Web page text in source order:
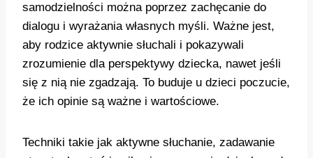
samodzielności można poprzez zachęcanie do
dialogu i wyrażania własnych myśli. Ważne jest,
aby rodzice aktywnie słuchali i pokazywali
zrozumienie dla perspektywy dziecka, nawet jeśli
się z nią nie zgadzają. To buduje u dzieci poczucie,
że ich opinie są ważne i wartościowe.
Techniki takie jak aktywne słuchanie, zadawanie